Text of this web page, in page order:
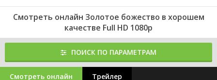
Смотреть онлайн Золотое божество в хорошем
качестве Full HD 1080p
ПОИСК ПО ПАРАМЕТРАМ
Смотреть онлайн Трейлер